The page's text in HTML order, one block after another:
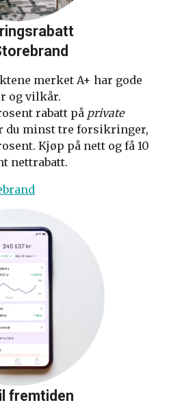
merket A+ har gode
og vilkår.
rabatt på private
du minst tre forsikringer,
Kjøp på nett og få 10
nettrabatt.
fremtiden